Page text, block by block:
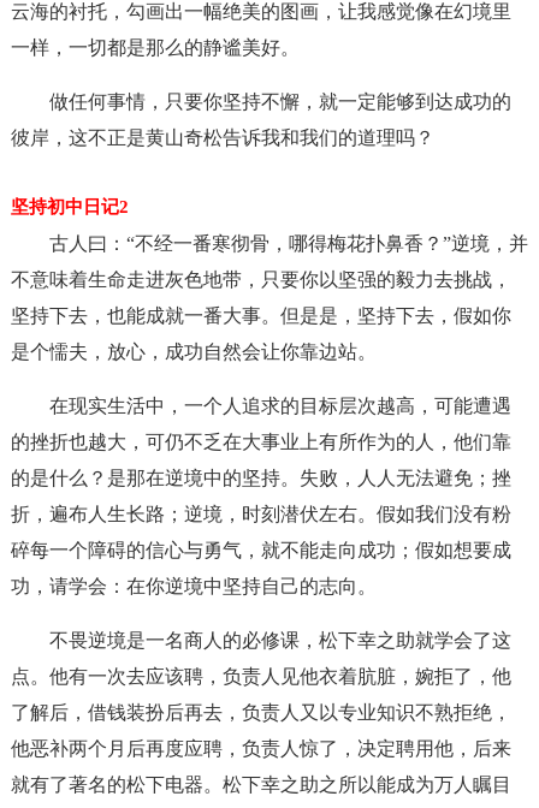
云海的衬托，勾画出一幅绝美的图画，让我感觉像在幻境里
一样，一切都是那么的静谧美好。
做任何事情，只要你坚持不懈，就一定能够到达成功的
彼岸，这不正是黄山奇松告诉我和我们的道理吗？
坚持初中日记2
古人曰：“不经一番寒彻骨，哪得梅花扑鼻香？”逆境，并
不意味着生命走进灰色地带，只要你以坚强的毅力去挑战，
坚持下去，也能成就一番大事。但是是，坚持下去，假如你
是个懦夫，放心，成功自然会让你靠边站。
在现实生活中，一个人追求的目标层次越高，可能遭遇
的挫折也越大，可仍不乏在大事业上有所作为的人，他们靠
的是什么？是那在逆境中的坚持。失败，人人无法避免；挫
折，遍布人生长路；逆境，时刻潜伏左右。假如我们没有粉
碎每一个障碍的信心与勇气，就不能走向成功；假如想要成
功，请学会：在你逆境中坚持自己的志向。
不畏逆境是一名商人的必修课，松下幸之助就学会了这
点。他有一次去应该聘，负责人见他衣着肮脏，婉拒了，他
了解后，借钱装扮后再去，负责人又以专业知识不熟拒绝，
他恶补两个月后再度应聘，负责人惊了，决定聘用他，后来
就有了著名的松下电器。松下幸之助之所以能成为万人瞩目